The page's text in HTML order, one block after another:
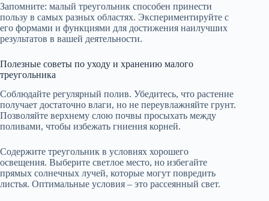
Запомните: малый треугольник способен принести
пользу в самых разных областях. Экспериментируйте с
его формами и функциями для достижения наилучших
результатов в вашей деятельности.
Полезные советы по уходу и хранению малого
треугольника
Соблюдайте регулярный полив. Убедитесь, что растение
получает достаточно влаги, но не переувлажняйте грунт.
Позволяйте верхнему слою почвы просыхать между
поливами, чтобы избежать гниения корней.
Содержите треугольник в условиях хорошего
освещения. Выберите светлое место, но избегайте
прямых солнечных лучей, которые могут повредить
листья. Оптимальные условия – это рассеянный свет.